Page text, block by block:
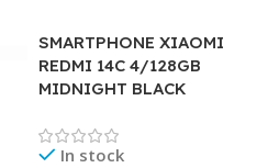
SMARTPHONE XIAOMI
REDMI 14C 4/128GB
MIDNIGHT BLACK
In stock